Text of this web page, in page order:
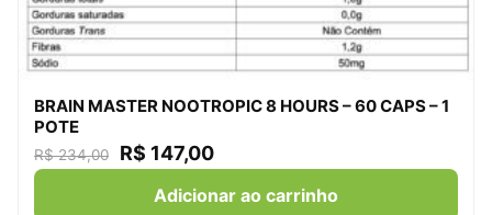
BRAIN MASTER NOOTROPIC 8 HOURS – 60 CAPS – 1
POTE
R$234,00 R$ 147,00
Adicionar ao carrinho